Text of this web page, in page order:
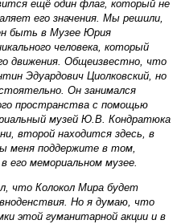
ещё один флаг, который не
его значения. Мы решили,
быть в Музее Юрия
человека, который
движения. Общеизвестно, что
Эдуардович Циолковский, но
Он занимался
пространства с помощью
музей Ю.В. Кондратюка
второй находится здесь, в
меня поддержите в том,
его мемориальном музее.
что Колокол Мира будет
Но я думаю, что
этой гуманитарной акции и в